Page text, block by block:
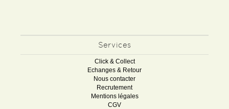
Services
Click & Collect
Echanges & Retour
Nous contacter
Recrutement
Mentions légales
CGV